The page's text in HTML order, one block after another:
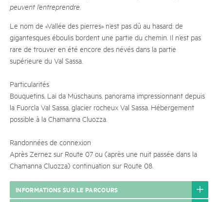
peuvent l’entreprendre.
Le nom de «Vallée des pierres» n’est pas dû au hasard: de
gigantesques éboulis bordent une partie du chemin. Il n’est pas
rare de trouver en été encore des névés dans la partie
supérieure du Val Sassa.
Particularités
Bouquetins, Lai da Müschauns, panorama impressionnant depuis
la Fuorcla Val Sassa, glacier rocheux Val Sassa. Hébergement
possible à la Chamanna Cluozza.
Randonnées de connexion
Après Zernez sur Route 07 ou (après une nuit passée dans la
Chamanna Cluozza) continuation sur Route 08.
INFORMATIONS SUR LE PARCOURS